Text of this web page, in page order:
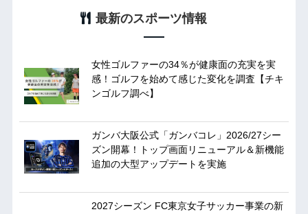
最新のスポーツ情報
女性ゴルファーの34％が健康面の充実を実
感！ゴルフを始めて感じた変化を調査【チキ
ンゴルフ調べ】
ガンバ大阪公式「ガンバコレ」2026/27シー
ズン開幕！トップ画面リニューアル＆新機能
追加の大型アップデートを実施
2027シーズン FC東京女子サッカー事業の新